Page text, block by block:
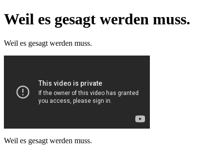
Weil es gesagt werden muss.
Weil es gesagt werden muss.
Weil es gesagt werden muss.